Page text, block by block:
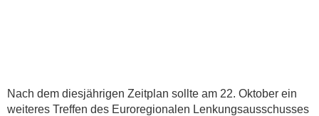
Nach dem diesjährigen Zeitplan sollte am 22. Oktober ein
weiteres Treffen des Euroregionalen Lenkungsausschusses